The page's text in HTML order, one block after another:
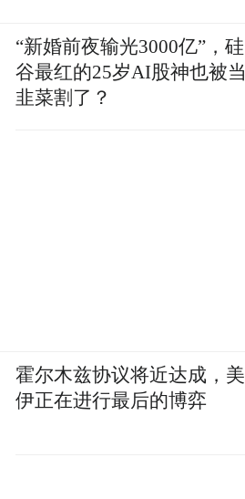
“新婚前夜输光3000亿”，硅
谷最红的25岁AI股神也被当
韭菜割了？
霍尔木兹协议将近达成，美
伊正在进行最后的博弈